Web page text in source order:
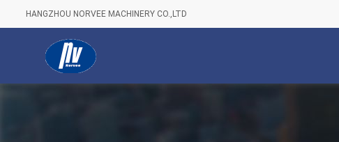
HANGZHOU NORVEE MACHINERY CO.,LTD